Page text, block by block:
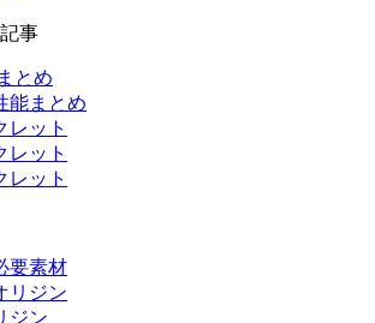
事
とめ
能まとめ
レット
レット
レット
要素材
リジン
ジン